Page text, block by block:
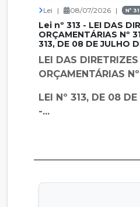
Lei | 08/07/2026 | Nº
Lei nº 313 - LEI DAS
ORÇAMENTÁRIAS Nº
313, DE 08 DE JULHO
LEI DAS DIRETRIZES
ORÇAMENTÁRIAS
LEI Nº 313, DE 08
-...